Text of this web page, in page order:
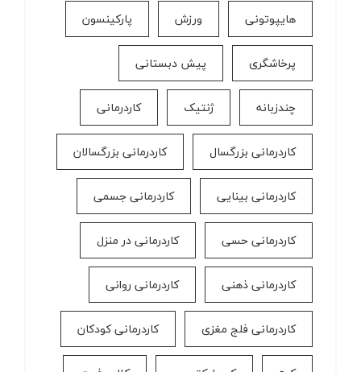
هایپوتونی ورزش پارکینسون
پرخاشگری پیش دبستانی
چندزبانه ژنتیک کاردرمانی
کاردرمانی بزرگسال کاردرمانی بزرگسالان
کاردرمانی بینایی کاردرمانی جسمی
کاردرمانی حسی کاردرمانی در منزل
کاردرمانی ذهنی کاردرمانی روانی
کاردرمانی فلج مغزی کاردرمانی کودکان